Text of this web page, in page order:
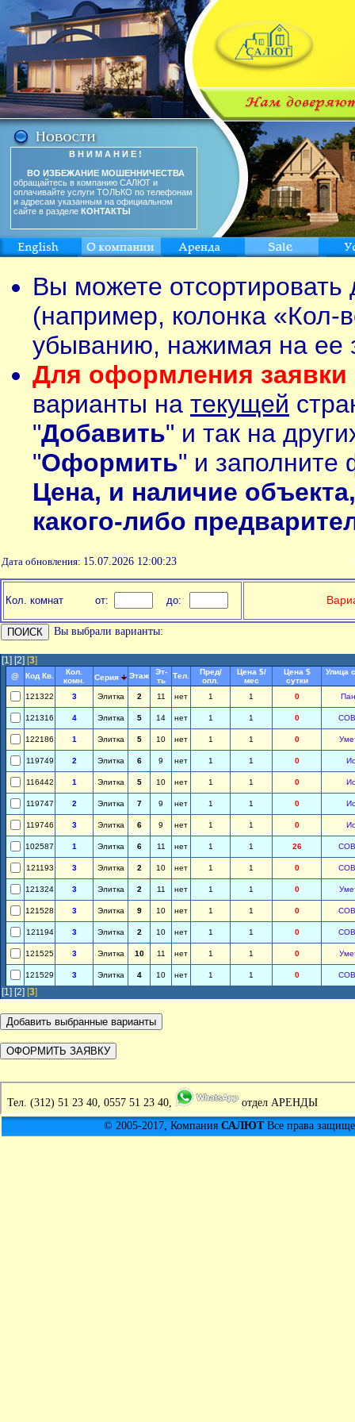
В Н И М А Н И Е !
ВО ИЗБЕЖАНИЕ МОШЕННИЧЕСТВА
обращайтесь в компанию САЛЮТ и
оплачивайте услуги ТОЛЬКО по телефонам
и адресам указанным на официальном
сайте в разделе КОНТАКТЫ
Вы можете
(например, колонка «Кол-
убыванию, нажимая на ее
Для оформления заявки
варианты на текущей
"Добавить" и так на
"Оформить" и заполните
Цена, и наличие
какого-либо
Дата обновления: 15.07.2026 12:00:23
Кол. комнат от: до:
Вы выбрали варианты:
[1] [2] [3]
@ Код Кв.
Кол.
комн.
Серия Этаж
Эт-
ть
Тел.
Пред/
опл.
Цена $/
мес
Цена $
сутки
Улица
121322 3 Элитка 2 11 нет 1 1 0
121316 4 Элитка 5 14 нет 1 1 0
122186 1 Элитка 5 10 нет 1 1 0
119749 2 Элитка 6 9 нет 1 1 0
116442 1 Элитка 5 10 нет 1 1 0
119747 2 Элитка 7 9 нет 1 1 0
119746 3 Элитка 6 9 нет 1 1 0
102587 1 Элитка 6 11 нет 1 1 26
121193 3 Элитка 2 10 нет 1 1 0
121324 3 Элитка 2 11 нет 1 1 0
121528 3 Элитка 9 10 нет 1 1 0
121194 3 Элитка 2 10 нет 1 1 0
121525 3 Элитка 10 11 нет 1 1 0
121529 3 Элитка 4 10 нет 1 1 0
[1] [2] [3]
Тел. (312) 51 23 40, 0557 51 23 40,
отдел АРЕНДЫ
© 2005-2017, Компания САЛЮТВсе права